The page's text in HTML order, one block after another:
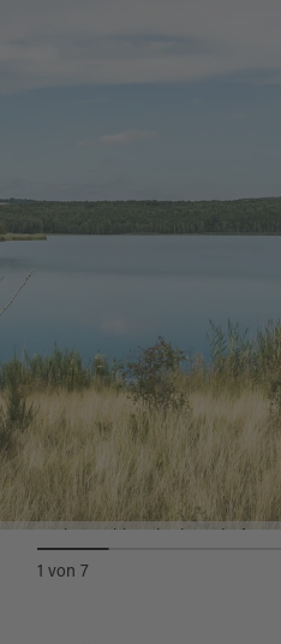
Naturschutzgebiet
Einblick in eine
Artenvielfalt.
1 von 7